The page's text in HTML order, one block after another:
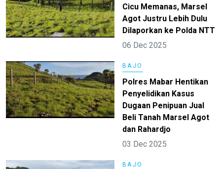
Cicu Memanas, Marsel
Agot Justru Lebih Dulu
Dilaporkan ke Polda NTT
06 Dec 2025
BAJO
Polres Mabar Hentikan
Penyelidikan Kasus
Dugaan Penipuan Jual
Beli Tanah Marsel Agot
dan Rahardjo
03 Dec 2025
BAJO